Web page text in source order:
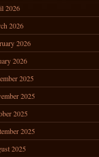
2026
2026
2026
2026
2025
2025
2025
2025
2025